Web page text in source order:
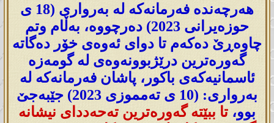
هەرچەندە فەرمانەکە لە بەرواری (18 ی
حوزەیرانی 2023) دەرچووە، بەڵام وتم
چاوەڕێ دەکەم تا دوای ئەوەی خۆر دەگاتە
گەورەترین درێژبوونەوەی لە گومەزە
ئاسمانیەکەی باکور، پاشان فەرمانەکە لە
بەرواری: (10 ی تەمموزی 2023) جێبەجێ
بوو، تا ببێتە گەورەترین تەحەددای نیشانە